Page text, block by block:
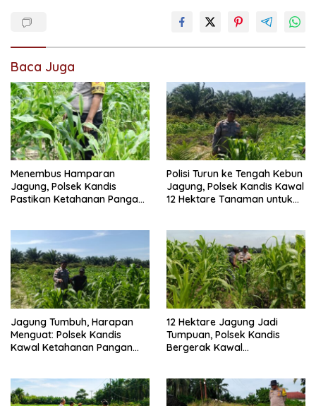
Baca Juga
Menembus Hamparan
Jagung, Polsek Kandis
Pastikan Ketahanan Pangan
Polisi Turun ke Tengah Kebun
Jagung, Polsek Kandis Kawal
12 Hektare Tanaman untuk
Jagung Tumbuh, Harapan
Menguat: Polsek Kandis
Kawal Ketahanan Pangan
12 Hektare Jagung Jadi
Tumpuan, Polsek Kandis
Bergerak Kawal